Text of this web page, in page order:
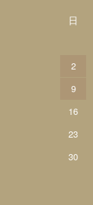
日
2
9
16
23
30